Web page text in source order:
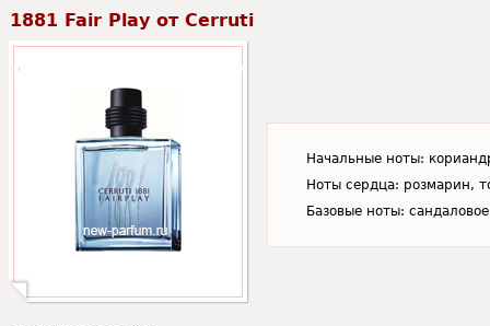
1881 Fair Play от Cerruti
Начальные ноты:
Ноты сердца: розмарин,
Базовые ноты: